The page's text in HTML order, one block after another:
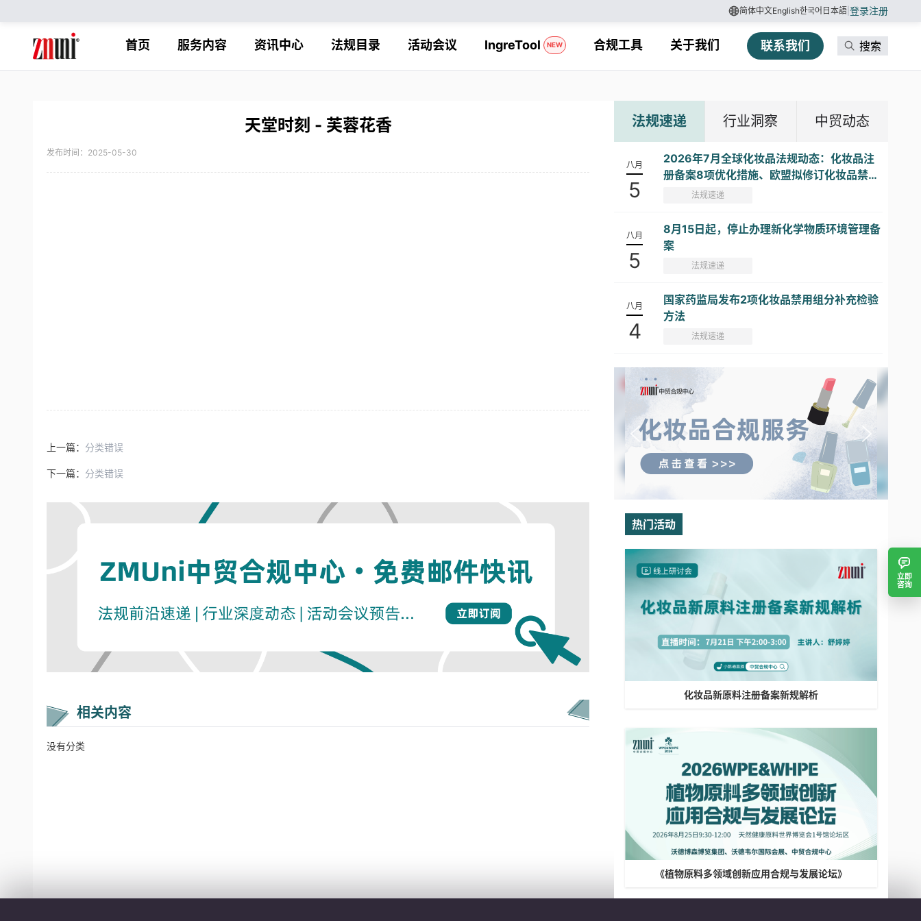
简体中文English한국어 日本語 登录注册
首页 服务内容 资讯中心 法规目录 活动会议 IngreTool NEW 合规工具 关于我们 联系我们 搜索
天堂时刻 - 芙蓉花香
发布时间：2025-05-30
上一篇： 分类错误
下一篇： 分类错误
相关内容
没有分类
法规速递 行业洞察 中贸动态
八月
5
2026年7月全球化妆品法规动态：化妆品注
册备案8项优化措施、欧盟拟修订化妆品禁限
用物质清单...
法规速递
八月
5
8月15日起，停止办理新化学物质环境管理备
案
法规速递
八月
4
国家药监局发布2项化妆品禁用组分补充检验
方法
法规速递
热门活动
化妆品新原料注册备案新规解析
《植物原料多领域创新应用合规与发展论坛》
立即
咨询